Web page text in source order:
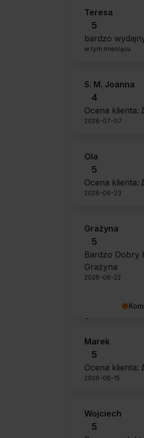
Teresa
5
bardzo
w tym miesiącu
S. M. Joanna
4
Ocena klienta:
2026-07-07
Ola
5
Ocena klienta:
2026-06-23
Bardzo
zapewniał
każdym użyciu.
Grażyna
5
Bardzo Dobry
Grażyna
2026-06-22
Marek
5
Ocena klienta:
2026-06-15
Wojciech
5